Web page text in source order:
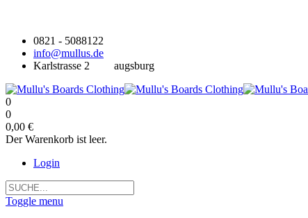
0821 - 5088122
info@mullus.de
Karlstrasse 2
augsburg
0
0
0,00 €
Der Warenkorb ist leer.
Login
Toggle menu